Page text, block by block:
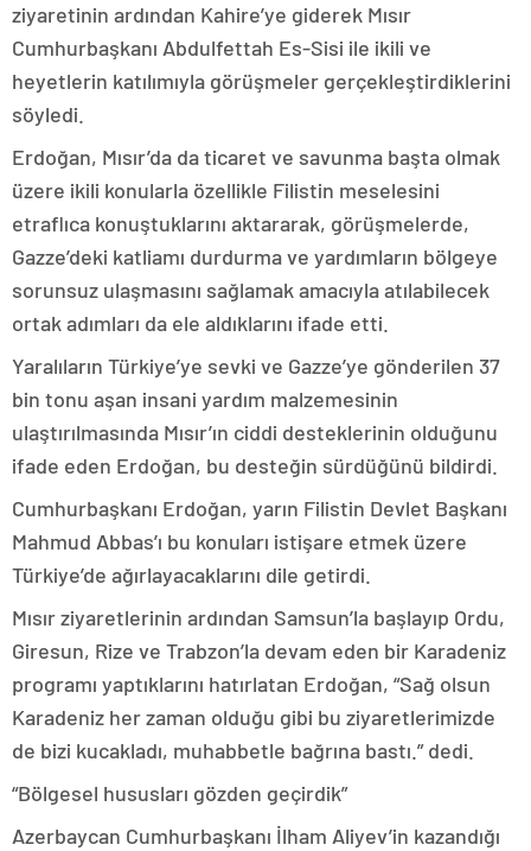
ziyaretinin ardından Kahire’ye giderek Mısır
Cumhurbaşkanı Abdulfettah Es-Sisi ile ikili ve
heyetlerin katılımıyla görüşmeler gerçekleştirdiklerini
söyledi.
Erdoğan, Mısır’da da ticaret ve savunma başta olmak
üzere ikili konularla özellikle Filistin meselesini
etraflıca konuştuklarını aktararak, görüşmelerde,
Gazze’deki katliamı durdurma ve yardımların bölgeye
sorunsuz ulaşmasını sağlamak amacıyla atılabilecek
ortak adımları da ele aldıklarını ifade etti.
Yaralıların Türkiye’ye sevki ve Gazze’ye gönderilen 37
bin tonu aşan insani yardım malzemesinin
ulaştırılmasında Mısır’ın ciddi desteklerinin olduğunu
ifade eden Erdoğan, bu desteğin sürdüğünü bildirdi.
Cumhurbaşkanı Erdoğan, yarın Filistin Devlet Başkanı
Mahmud Abbas’ı bu konuları istişare etmek üzere
Türkiye’de ağırlayacaklarını dile getirdi.
Mısır ziyaretlerinin ardından Samsun’la başlayıp Ordu,
Giresun, Rize ve Trabzon’la devam eden bir Karadeniz
programı yaptıklarını hatırlatan Erdoğan, “Sağ olsun
Karadeniz her zaman olduğu gibi bu ziyaretlerimizde
de bizi kucakladı, muhabbetle bağrına bastı.” dedi.
“Bölgesel hususları gözden geçirdik”
Azerbaycan Cumhurbaşkanı İlham Aliyev’in kazandığı